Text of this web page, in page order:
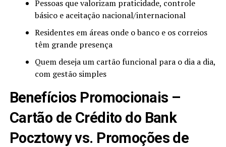
Pessoas que valorizam praticidade, controle
básico e aceitação nacional/internacional
Residentes em áreas onde o banco e os correios
têm grande presença
Quem deseja um cartão funcional para o dia a dia,
com gestão simples
Benefícios Promocionais –
Cartão de Crédito do Bank
Pocztowy vs. Promoções de